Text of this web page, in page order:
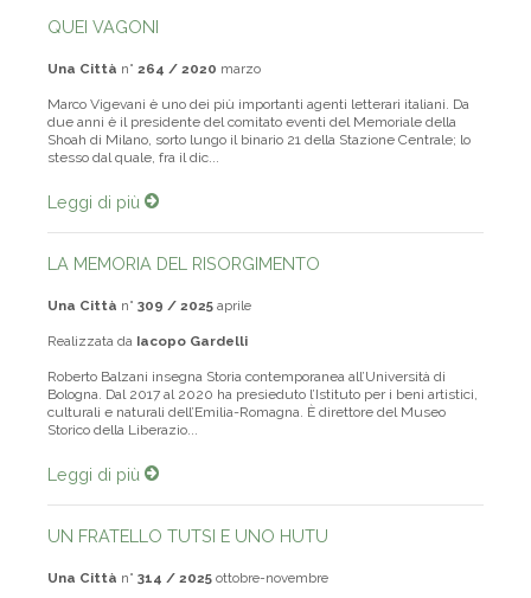
QUEI VAGONI
Una Città n° 264 / 2020 marzo
Marco Vigevani è uno dei più importanti agenti letterari italiani. Da
due anni è il presidente del comitato eventi del Memoriale della
Shoah di Milano, sorto lungo il binario 21 della Stazione Centrale; lo
stesso dal quale, fra il dic...
Leggi di più
LA MEMORIA DEL RISORGIMENTO
Una Città n° 309 / 2025 aprile
Realizzata da Iacopo Gardelli
Roberto Balzani insegna Storia contemporanea all’Università di
Bologna. Dal 2017 al 2020 ha presieduto l’Istituto per i beni artistici,
culturali e naturali dell’Emilia-Romagna. È direttore del Museo
Storico della Liberazio...
Leggi di più
UN FRATELLO TUTSI E UNO HUTU
Una Città n° 314 / 2025 ottobre-novembre